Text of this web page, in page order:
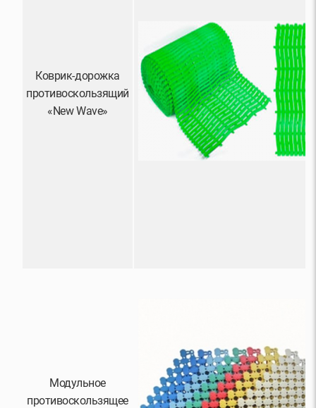
Коврик-дорожка
противоскользящий
«New Wave»
Модульное
противоскользящее